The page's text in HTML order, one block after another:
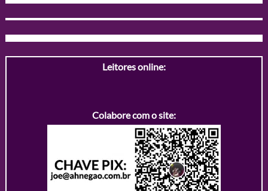
Leitores online:
Colabore com o site: